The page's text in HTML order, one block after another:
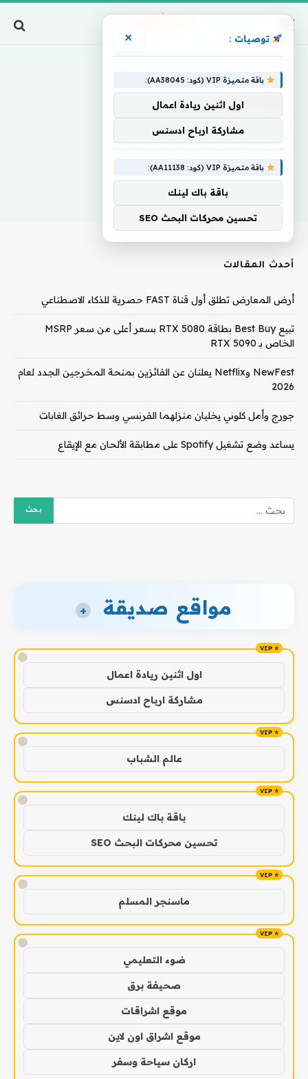
DOCTORS
أحدث المقالات
أرض المعارض تطلق أول قناة FAST حصرية للذكاء الاصطناعي
تبيع Best Buy بطاقة RTX 5080 بسعر أعلى من سعر MSRP
الخاص بـ RTX 5090
NewFest وNetflix يعلنان عن الفائزين بمنحة المخرجين الجدد لعام
2026
جورج وأمل كلوني يخليان منزلهما الفرنسي وسط حرائق الغابات
يساعد وضع تشغيل Spotify على مطابقة الألحان مع الإيقاع
مواقع صديقة +
!
اول اثنين ريادة اعمال
مشاركة ارباح ادسنس
!
عالم الشباب
!
باقة باك لينك
تحسين محركات البحث SEO
!
ماسنجر المسلم
!
ضوء التعليمي
صحيفة برق
موقع اشراقات
موقع اشراق اون لاين
اركان سياحة وسفر
توصيات : ×
باقة متميزة VIP (كود: AA38045):
اول اثنين ريادة اعمال
مشاركة ارباح ادسنس
باقة متميزة VIP (كود: AA11138):
باقة باك لينك
تحسين محركات البحث SEO